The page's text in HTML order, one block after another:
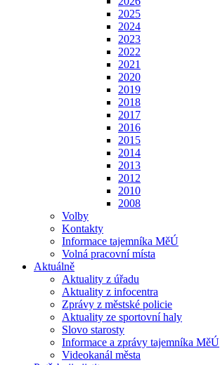
2025
2024
2023
2022
2021
2020
2019
2018
2017
2016
2015
2014
2013
2012
2010
2008
Volby
Kontakty
Informace tajemníka MěÚ
Volná pracovní místa
Aktuálně
Aktuality z úřadu
Aktuality z infocentra
Zprávy z městské policie
Aktuality ze sportovní haly
Slovo starosty
Informace a zprávy tajemníka MěÚ
Videokanál města